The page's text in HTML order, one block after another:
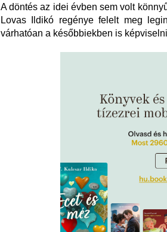
A döntés az idei évben sem volt
Lovas Ildikó regénye felelt meg
várhatóan a későbbiekben is